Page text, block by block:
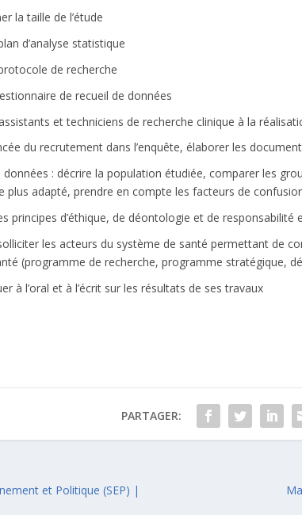
la taille de l’étude
d’analyse statistique
de recherche
de recueil de données
et techniciens de recherche clinique à la
du recrutement dans l’enquête, élaborer les
données : décrire la population étudiée, comparer les
plus adapté, prendre en compte les facteurs de
principes d’éthique, de déontologie et de responsabilité
les acteurs du système de santé permettant de
(programme de recherche, programme stratégique,
à l’oral et à l’écrit sur les résultats de ses travaux
PARTAGER:
et Politique (SEP) |